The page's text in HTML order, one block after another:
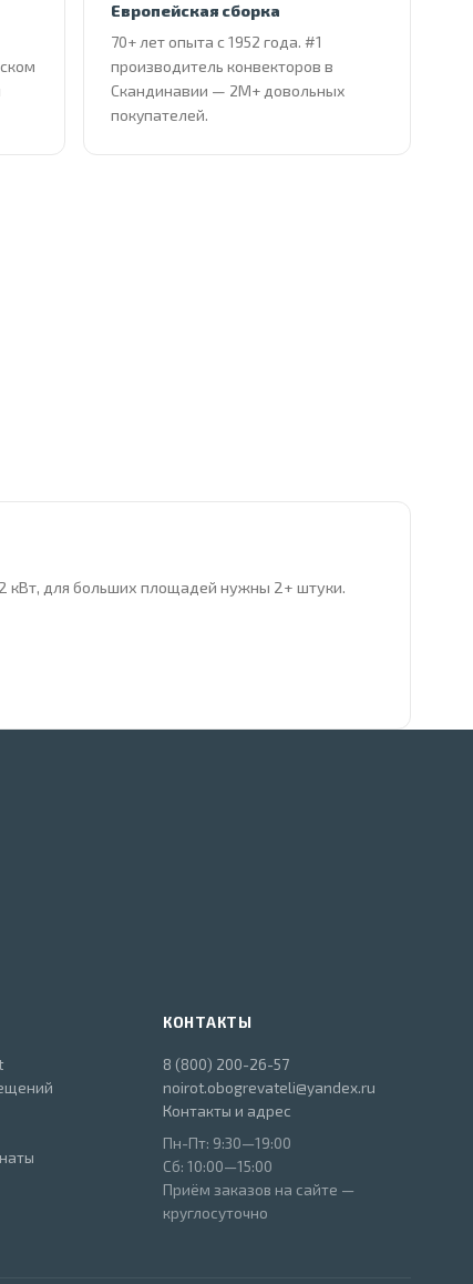
Европейская сборка
70+ лет опыта с 1952 года. #1
производитель конвекторов в
Скандинавии — 2М+ довольных
покупателей.
кВт, для больших площадей нужны 2+ штуки.
КОНТАКТЫ
8 (800) 200-26-57
noirot.obogrevateli@yandex.ru
Контакты и адрес
Пн-Пт: 9:30—19:00
Сб: 10:00—15:00
Приём заказов на сайте —
круглосуточно